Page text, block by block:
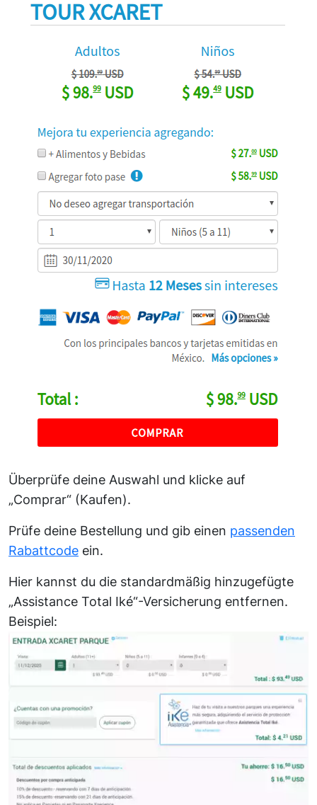
Überprüfe deine Auswahl und klicke auf
„Comprar“ (Kaufen).
Prüfe deine Bestellung und gib einen passenden
Rabattcode ein.
Hier kannst du die standardmäßig hinzugefügte
„Assistance Total Iké“-Versicherung entfernen.
Beispiel: